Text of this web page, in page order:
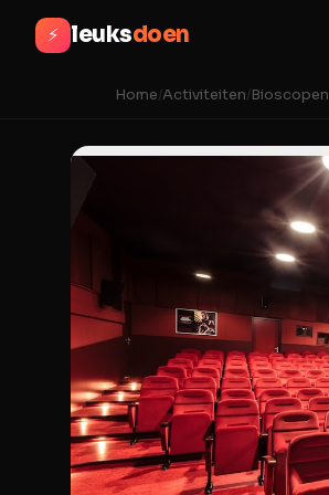
⚡ leuksdoen
Home/Activiteiten/Bioscopen